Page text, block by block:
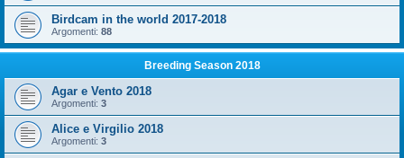
Birdcam in the world 2017-2018
Argomenti: 88
Breeding Season 2018
Agar e Vento 2018
Argomenti: 3
Alice e Virgilio 2018
Argomenti: 3